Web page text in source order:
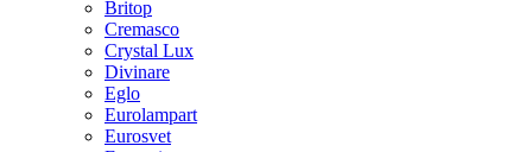
Britop
Cremasco
Crystal Lux
Divinare
Eglo
Eurolampart
Eurosvet